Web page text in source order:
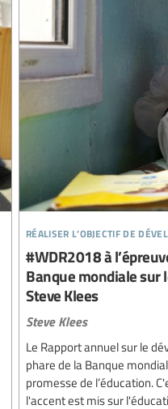
réaliser l’objectif de
#WDR2018 à
Banque mondiale sur
Steve Klees
Steve Klees
Le Rapport annuel sur le
phare de la Banque
promesse de l’éducation.
l'accent est mis sur